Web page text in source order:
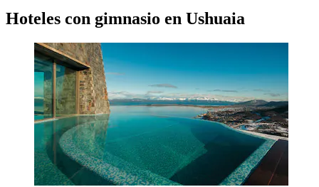
Hoteles con gimnasio en Ushuaia